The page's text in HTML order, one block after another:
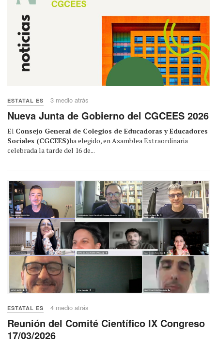
ESTATAL ES 3 medio atrás
Nueva Junta de Gobierno del CGCEES 2026
El Consejo General de Colegios de Educadoras y Educadores
Sociales (CGCEES)ha elegido, en Asamblea Extraordinaria
celebrada la tarde del 16 de...
ESTATAL ES 4 medio atrás
Reunión del Comité Científico IX Congreso
17/03/2026